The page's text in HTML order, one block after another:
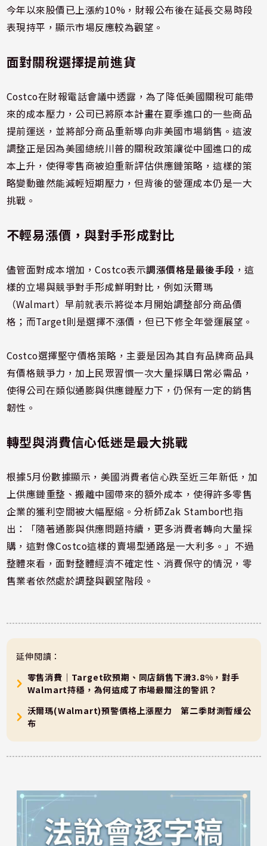
今年以來股價已上漲約10%，財報公布後在延長交易時段
表現持平，顯示市場反應較為觀望。
面對關稅選擇提前進貨
Costco在財報電話會議中透露，為了降低美國關稅可能帶
來的成本壓力，公司已將原本計畫在夏季進口的一些商品
提前運送，並將部分商品重新導向非美國市場銷售。這波
調整正是因為美國總統川普的關稅政策讓從中國進口的成
本上升，使得零售商被迫重新評估供應鏈策略，這樣的策
略變動雖然能減輕短期壓力，但背後的營運成本仍是一大
挑戰。
不輕易漲價，與對手形成對比
儘管面對成本增加，Costco表示調漲價格是最後手段 ，這
樣的立場與競爭對手形成鮮明對比，例如沃爾瑪
（Walmart）早前就表示將從本月開始調整部分商品價
格；而Target則是選擇不漲價，但已下修全年營運展望。
Costco選擇堅守價格策略，主要是因為其自有品牌商品具
有價格競爭力，加上民眾習慣一次大量採購日常必需品，
使得公司在類似通膨與供應鏈壓力下，仍保有一定的銷售
韌性。
轉型與消費信心低迷是最大挑戰
根據5月份數據顯示，美國消費者信心跌至近三年新低，加
上供應鏈重整、搬離中國帶來的額外成本，使得許多零售
企業的獲利空間被大幅壓縮。分析師Zak Stambor也指
出：「隨著通膨與供應問題持續，更多消費者轉向大量採
購，這對像Costco這樣的賣場型通路是一大利多。」不過
整體來看，面對整體經濟不確定性、消費保守的情況，零
售業者依然處於調整與觀望階段。
延伸閱讀：
零售消費｜Target砍預期、同店銷售下滑3.8%，對手
Walmart持穩，為何這成了市場最關注的警訊？
沃爾瑪(Walmart)預警價格上漲壓力 第二季財測暫緩公
布